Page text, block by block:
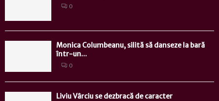
0
Monica Columbeanu, silită să danseze la bară
într-un...
0
Liviu Vârciu se dezbracă de caracter